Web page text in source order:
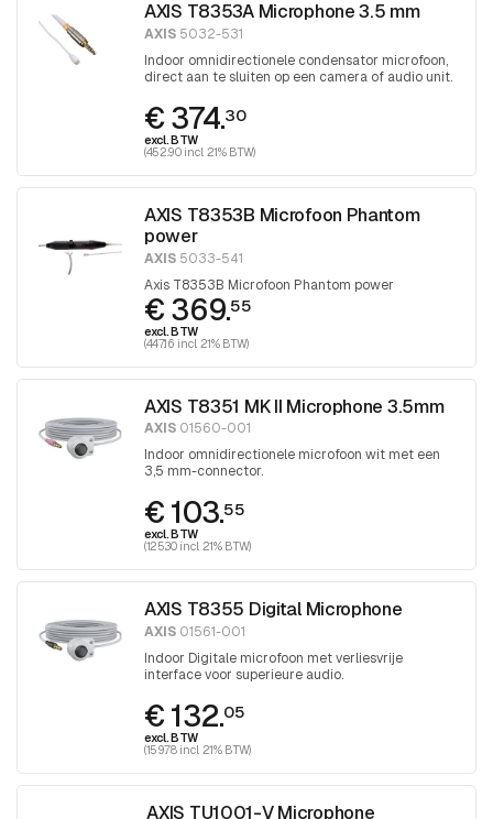
AXIS T8353A Microphone 3.5 mm
AXIS 5032-531
Indoor omnidirectionele condensator microfoon,
direct aan te sluiten op een camera of audio unit.
€ 374.30
excl. BTW
(452.90 incl. 21% BTW)
AXIS T8353B Microfoon Phantom
power
AXIS 5033-541
Axis T8353B Microfoon Phantom power
€ 369.55
excl. BTW
(447.16 incl. 21% BTW)
AXIS T8351 MK II Microphone 3.5mm
AXIS 01560-001
Indoor omnidirectionele microfoon wit met een
3,5 mm-connector.
€ 103.55
excl. BTW
(125.30 incl. 21% BTW)
AXIS T8355 Digital Microphone
AXIS 01561-001
Indoor Digitale microfoon met verliesvrije
interface voor superieure audio.
€ 132.05
excl. BTW
(159.78 incl. 21% BTW)
AXIS TU1001-V Microphone